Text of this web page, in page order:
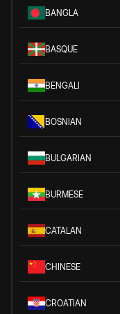
BANGLA
BASQUE
BENGALI
BOSNIAN
BULGARIAN
BURMESE
CATALAN
CHINESE
CROATIAN